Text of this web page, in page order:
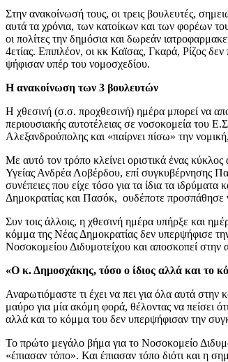
Στην ανακοίνωσή τους, οι τρεις βουλευτές,
αυτά τα χρόνια, των κατοίκων και των φορέων
οι πολίτες την δημόσια και δωρεάν
4ετίας. Επιπλέον, οι κκ Καϊσας, Γκαρά, Ρίζος
ψήφισαν υπέρ του νομοσχεδίου.
Η ανακοίνωση των 3 βουλευτών
Η χθεσινή (σ.σ. προχθεσινή) ημέρα μπορεί να
περιουσιακής αυτοτέλειας σε νοσοκομεία του
Αλεξανδρούπολης και «παίρνει πίσω» την
Με αυτό τον τρόπο κλείνει οριστικά ένας
Υγείας Ανδρέα Λοβέρδου, επί συγκυβέρνησης
συνέπειες που είχε τόσο για τα ίδια τα
Δημοκρατίας και Πασόκ, ουδέποτε προσπάθησε
Συν τοις άλλοις, η χθεσινή ημέρα υπήρξε και
κόμμα της Νέας Δημοκρατίας δεν υπερψήφισε
Νοσοκομείου Διδυμοτείχου και αποσκοπεί στην
«Ο κ. Δημοσχάκης, τόσο ο ίδιος αλλά και το
Αναρωτιόμαστε τι έχει να πει για όλα αυτά
μαύρο για μία ακόμη φορά, θέλοντας να πείσει
αλλά και το κόμμα του δεν υπερψήφισαν την
Το πρώτο μεγάλο βήμα για το Νοσοκομείο
«έπιασαν τόπο». Και έπιασαν τόπο διότι και η